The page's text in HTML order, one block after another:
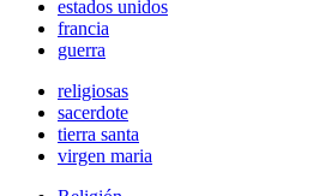
estados unidos
francia
guerra
religiosas
sacerdote
tierra santa
virgen maria